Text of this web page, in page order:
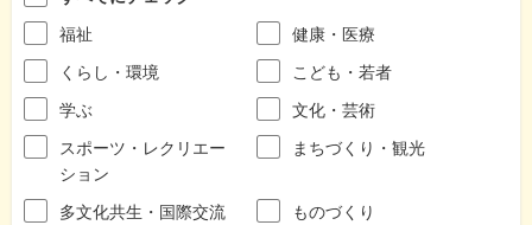
福祉
健康・医療
くらし・環境
こども・若者
学ぶ
文化・芸術
スポーツ・レクリエー
ション
まちづくり・観光
多文化共生・国際交流
ものづくり